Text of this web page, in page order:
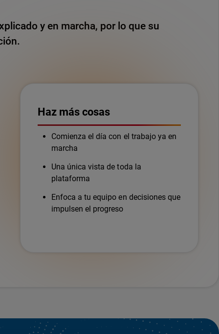
y en marcha, por lo que su
Haz más cosas
Comienza el día con el trabajo ya en
marcha
Una única vista de toda la
plataforma
Enfoca a tu equipo en decisiones que
impulsen el progreso